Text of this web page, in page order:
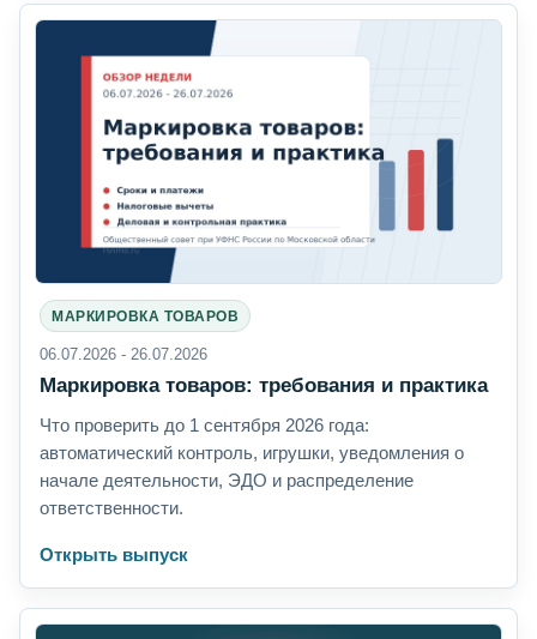
МАРКИРОВКА ТОВАРОВ
06.07.2026 - 26.07.2026
Маркировка товаров: требования и практика
Что проверить до 1 сентября 2026 года:
автоматический контроль, игрушки, уведомления о
начале деятельности, ЭДО и распределение
ответственности.
Открыть выпуск